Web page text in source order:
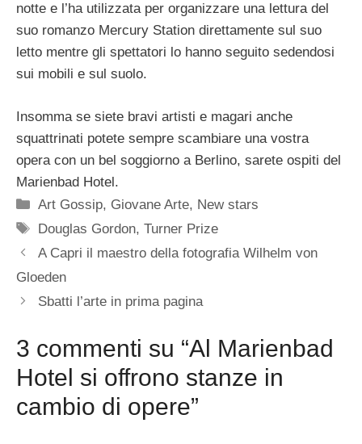
notte e l’ha utilizzata per organizzare una lettura del
suo romanzo Mercury Station direttamente sul suo
letto mentre gli spettatori lo hanno seguito sedendosi
sui mobili e sul suolo.
Insomma se siete bravi artisti e magari anche
squattrinati potete sempre scambiare una vostra
opera con un bel soggiorno a Berlino, sarete ospiti del
Marienbad Hotel.
Categorie
Art Gossip, Giovane Arte, New stars
Tag
Douglas Gordon,Turner Prize
A Capri il maestro della fotografia Wilhelm von
Gloeden
Sbatti l’arte in prima pagina
3 commenti su “Al Marienbad
Hotel si offrono stanze in
cambio di opere”